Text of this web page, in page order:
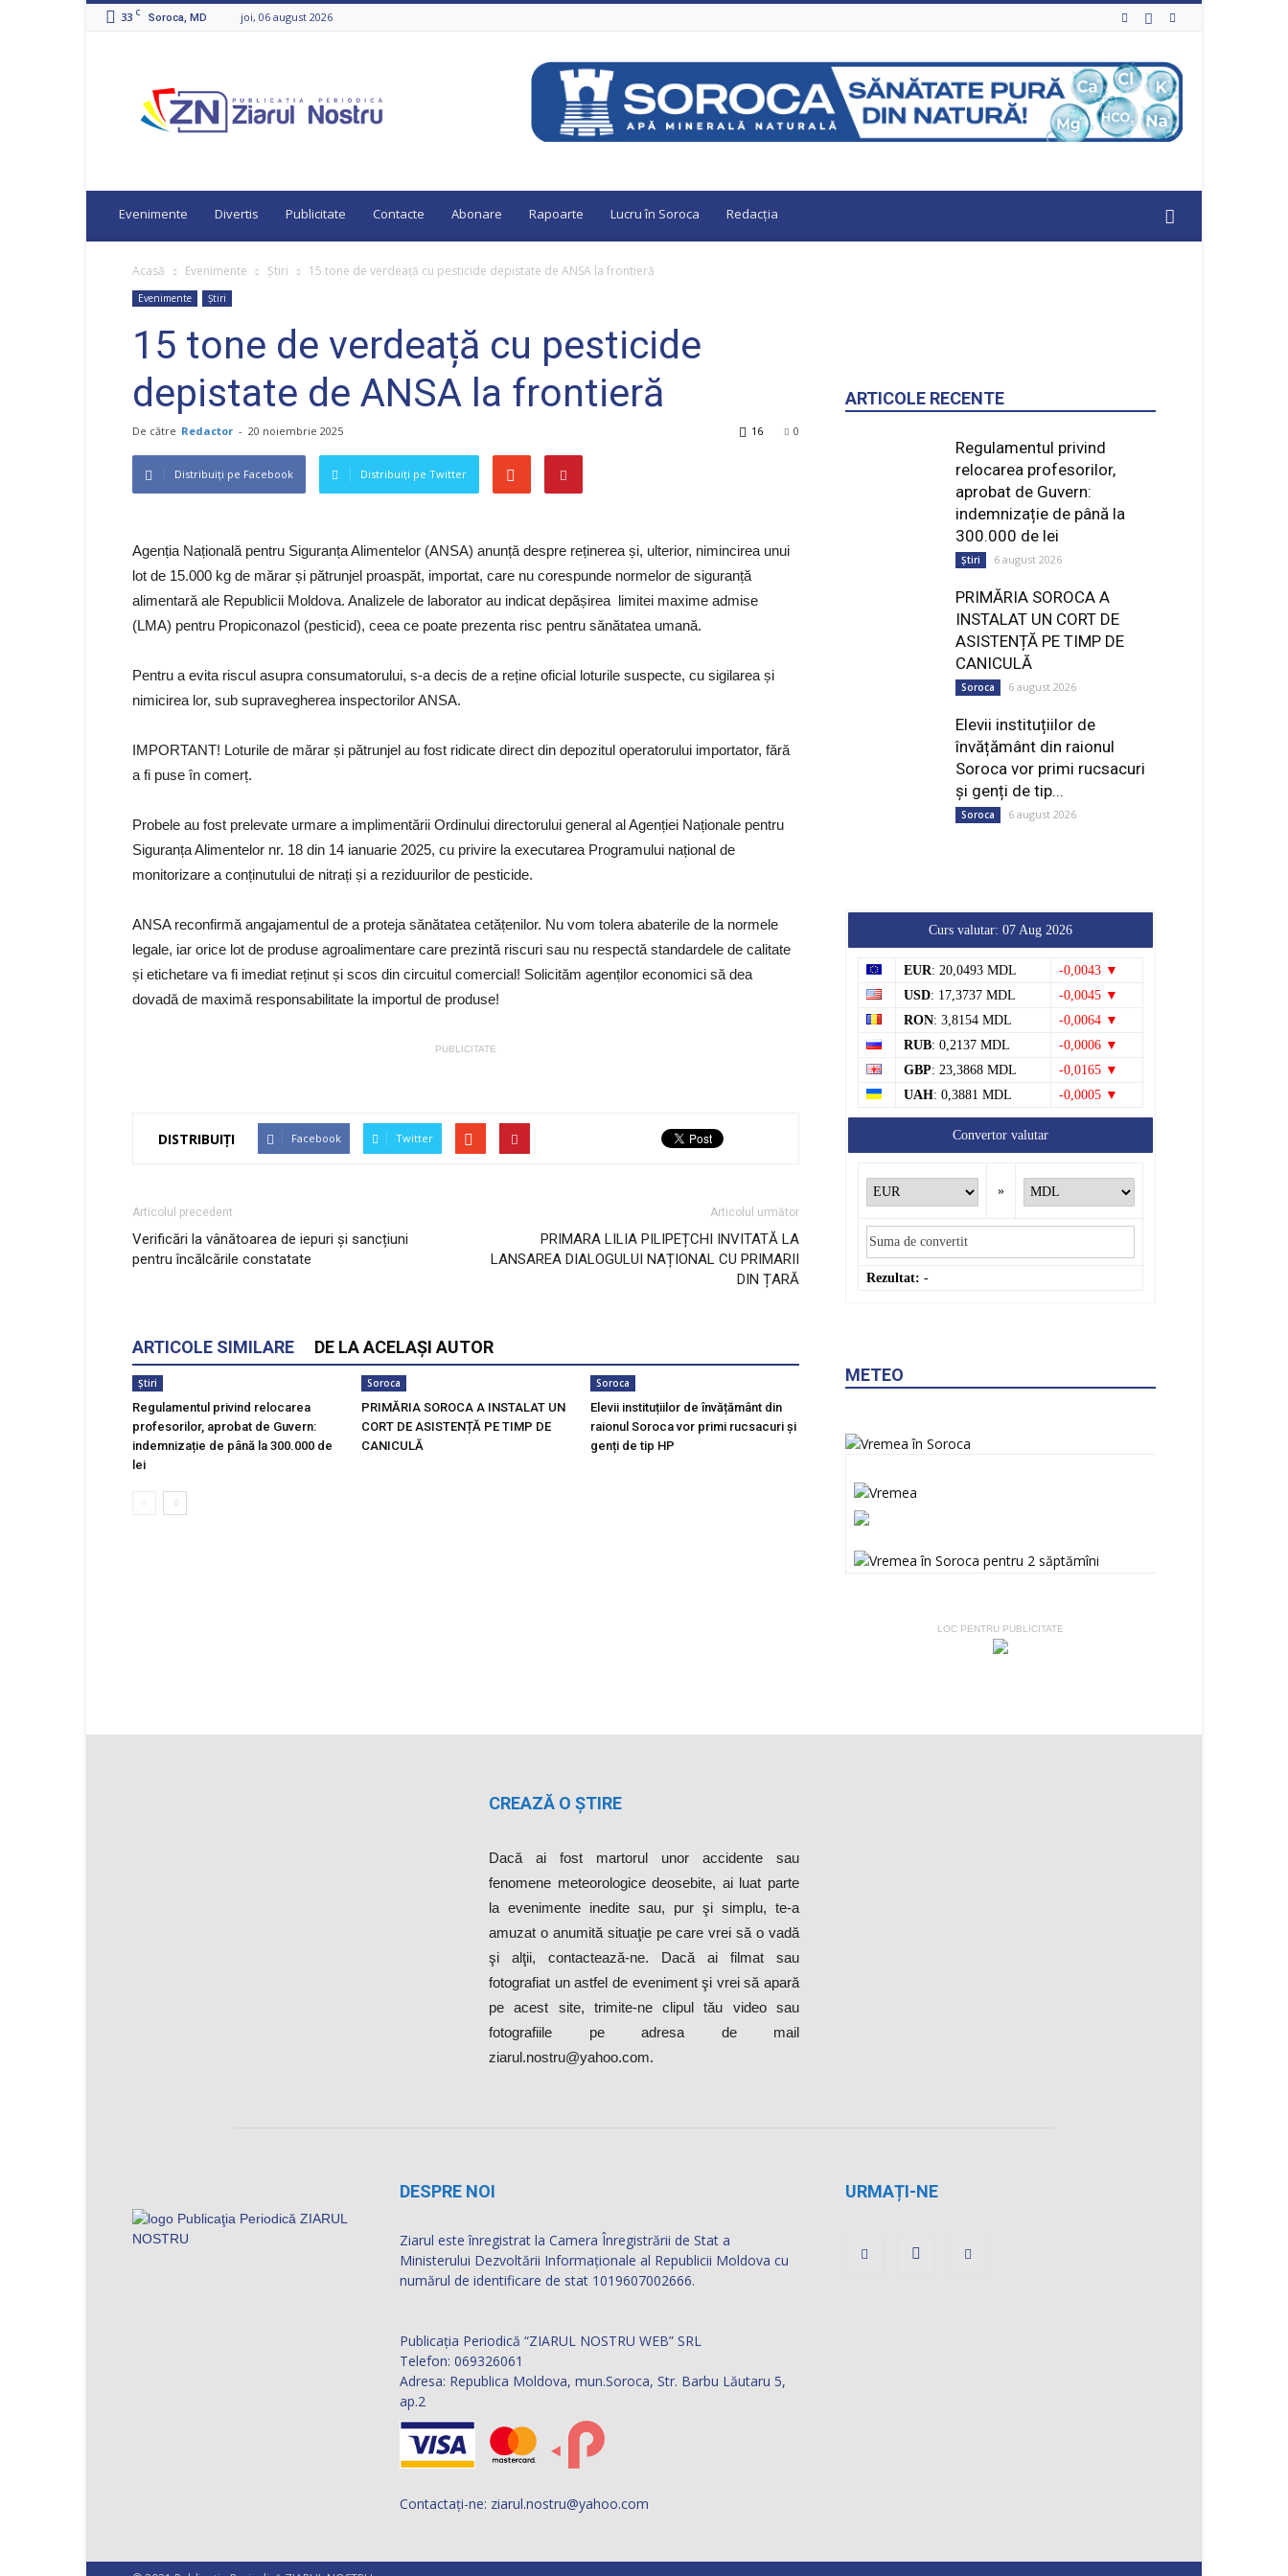
33 C Soroca, MD joi, 06 august 2026
Nostru
Evenimente Divertis Publicitate Contacte Abonare Rapoarte Lucru în Soroca Redacția
Acasă Evenimente Știri 15 tone de verdeață cu pesticide depistate de ANSA la frontieră
Evenimente Știri
15 tone de verdeață cu pesticide
depistate de ANSA la frontieră
De către Redactor - 20 noiembrie 2025 0
16
Distribuiți pe Facebook Distribuiți pe Twitter
Agenția Națională pentru Siguranța Alimentelor (ANSA) anunță despre reținerea și, ulterior, nimincirea unui
lot de 15.000 kg de mărar și pătrunjel proaspăt, importat, care nu corespunde normelor de siguranță
alimentară ale Republicii Moldova. Analizele de laborator au indicat depășirea limitei maxime admise
(LMA) pentru Propiconazol (pesticid), ceea ce poate prezenta risc pentru sănătatea umană.
Pentru a evita riscul asupra consumatorului, s-a decis de a reține oficial loturile suspecte, cu sigilarea și
nimicirea lor, sub supravegherea inspectorilor ANSA.
IMPORTANT! Loturile de mărar și pătrunjel au fost ridicate direct din depozitul operatorului importator, fără
a fi puse în comerț.
Probele au fost prelevate urmare a implimentării Ordinului directorului general al Agenției Naționale pentru
Siguranța Alimentelor nr. 18 din 14 ianuarie 2025, cu privire la executarea Programului național de
monitorizare a conținutului de nitrați și a reziduurilor de pesticide.
ANSA reconfirmă angajamentul de a proteja sănătatea cetățenilor. Nu vom tolera abaterile de la normele
legale, iar orice lot de produse agroalimentare care prezintă riscuri sau nu respectă standardele de calitate
și etichetare va fi imediat reținut și scos din circuitul comercial! Solicităm agenților economici să dea
dovadă de maximă responsabilitate la importul de produse!
PUBLICITATE
DISTRIBUIȚI Facebook Twitter
Articolul precedent
Verificări la vânătoarea de iepuri și sancțiuni
pentru încălcările constatate
Articolul următor
PRIMARA LILIA PILIPEȚCHI INVITATĂ LA
LANSAREA DIALOGULUI NAȚIONAL CU PRIMARII
DIN ȚARĂ
ARTICOLE SIMILARE DE LA ACELAȘI AUTOR
Știri
Regulamentul privind relocarea
profesorilor, aprobat de Guvern:
indemnizație de până la 300.000 de
lei
Soroca
PRIMĂRIA SOROCA A INSTALAT UN
CORT DE ASISTENȚĂ PE TIMP DE
CANICULĂ
Soroca
Elevii instituțiilor de învățământ din
raionul Soroca vor primi rucsacuri și
genți de tip HP
ARTICOLE RECENTE
Regulamentul privind
relocarea profesorilor,
aprobat de Guvern:
indemnizație de până la
300.000 de lei
Știri 6 august 2026
PRIMĂRIA SOROCA A
INSTALAT UN CORT DE
ASISTENȚĂ PE TIMP DE
CANICULĂ
Soroca 6 august 2026
Elevii instituțiilor de
învățământ din raionul
Soroca vor primi rucsacuri
și genți de tip...
Soroca 6 august 2026
Curs valutar: 07 Aug 2026
EUR: 20,0493 MDL
-0,0043 ▼
USD: 17,3737 MDL
-0,0045 ▼
RON: 3,8154 MDL
-0,0064 ▼
RUB: 0,2137 MDL
-0,0006 ▼
GBP: 23,3868 MDL
-0,0165 ▼
UAH: 0,3881 MDL -0,0005 ▼
Convertor valutar
»
Rezultat: -
METEO
LOC PENTRU PUBLICITATE
CREAZĂ O ȘTIRE
Dacă ai fost martorul unor accidente sau
fenomene meteorologice deosebite, ai luat parte
la evenimente inedite sau, pur şi simplu, te-a
amuzat o anumită situaţie pe care vrei să o vadă
şi alţii, contactează-ne. Dacă ai filmat sau
fotografiat un astfel de eveniment şi vrei să apară
pe acest site, trimite-ne clipul tău video sau
fotografiile pe adresa de mail
ziarul.nostru@yahoo.com.
DESPRE NOI
Ziarul este înregistrat la Camera Înregistrării de Stat a
Ministerului Dezvoltării Informaţionale al Republicii Moldova cu
numărul de identificare de stat 1019607002666.
Publicația Periodică “ZIARUL NOSTRU WEB” SRL
Telefon: 069326061
Adresa: Republica Moldova, mun.Soroca, Str. Barbu Lăutaru 5,
ap.2
Contactați-ne: ziarul.nostru@yahoo.com
URMAȚI-NE